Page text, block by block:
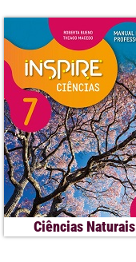
Ciências Naturais